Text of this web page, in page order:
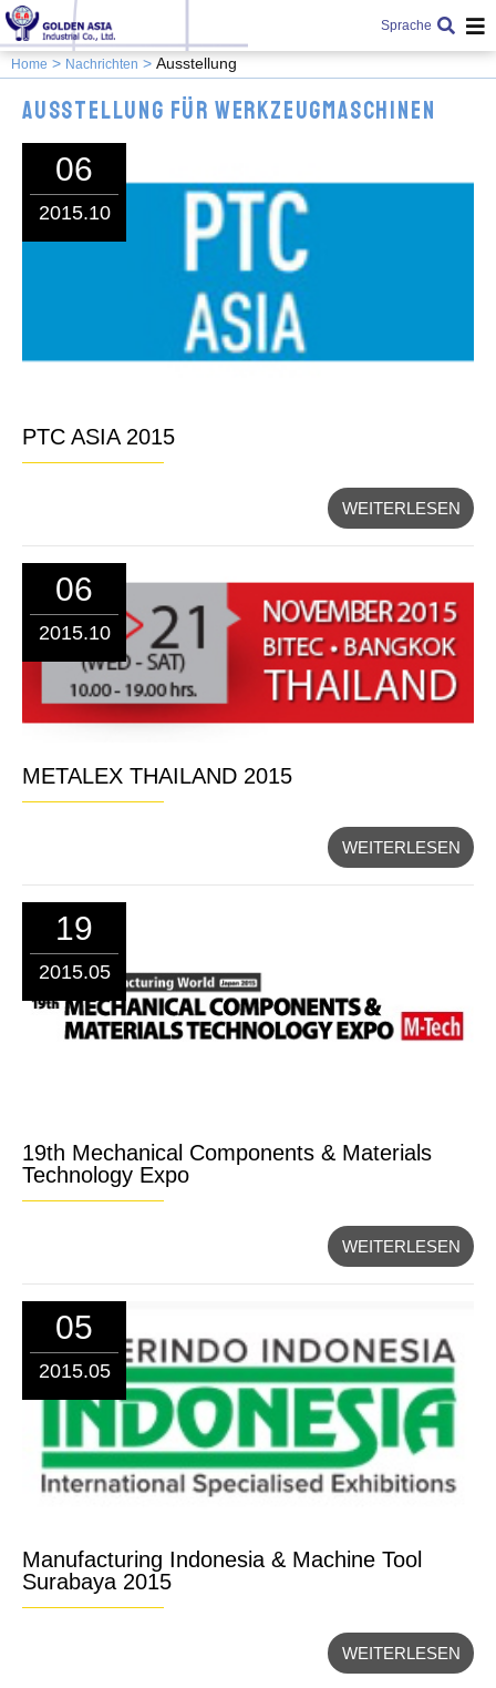
Sprache
Home Nachrichten Ausstellung
Ausstellung für Werkzeugmaschinen
06
2015.10
PTC ASIA 2015
WEITERLESEN
06
2015.10
METALEX THAILAND 2015
WEITERLESEN
19
2015.05
19th Mechanical Components & Materials
Technology Expo
WEITERLESEN
05
2015.05
Manufacturing Indonesia & Machine Tool
Surabaya 2015
WEITERLESEN